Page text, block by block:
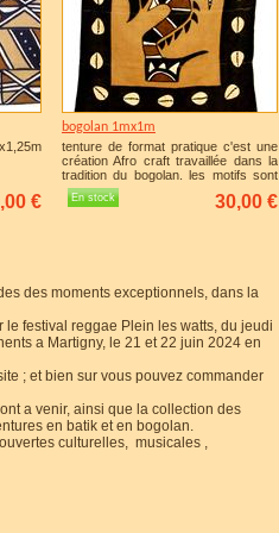
€
bogolan 1mx1m
tenture de format pratique c'est une
création Afro craft travaillée dans la
tradition du bogolan. les motifs sont
généralement des dessins de
créations.
En stock 30,00 €
des moments exceptionnels, dans la
festival reggae Plein les watts, du jeudi
a Martigny, le 21 et 22 juin 2024 en
; et bien sur vous pouvez commander
a venir, ainsi que la collection des
en batik et en bogolan.
culturelles, musicales ,